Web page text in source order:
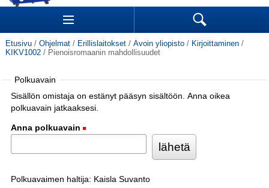
Sections Search
Etusivu / Ohjelmat / Erillislaitokset / Avoin yliopisto / Kirjoittaminen /
KIKV1002 / Pienoisromaanin mahdollisuudet
Polkuavain
Sisällön omistaja on estänyt pääsyn sisältöön. Anna oikea
polkuavain jatkaaksesi.
Anna polkuavain
Polkuavaimen haltija: Kaisla Suvanto